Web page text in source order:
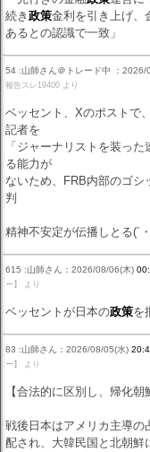
続き 政策金利を引き上げ、
あるとの認識で一致」
54 :山師さん＠トレード中 ：2026/
報告スレ19400 より
ベッセント、Xのポストで
記者を
「ジャーナリストを装っ
る能力が
ないため、FRB内部のゴ
判
精神不安定が伝播しとる(´
615 :山師さん：2026/08/06(木)
ー】 より
ベッセントが日本の政策を
83 :山師さん：2026/08/05(水)
ー】 より
【合法的に区別し、帰化
戦後日本はアメリカ主導の
配され、大韓民国と北朝鮮